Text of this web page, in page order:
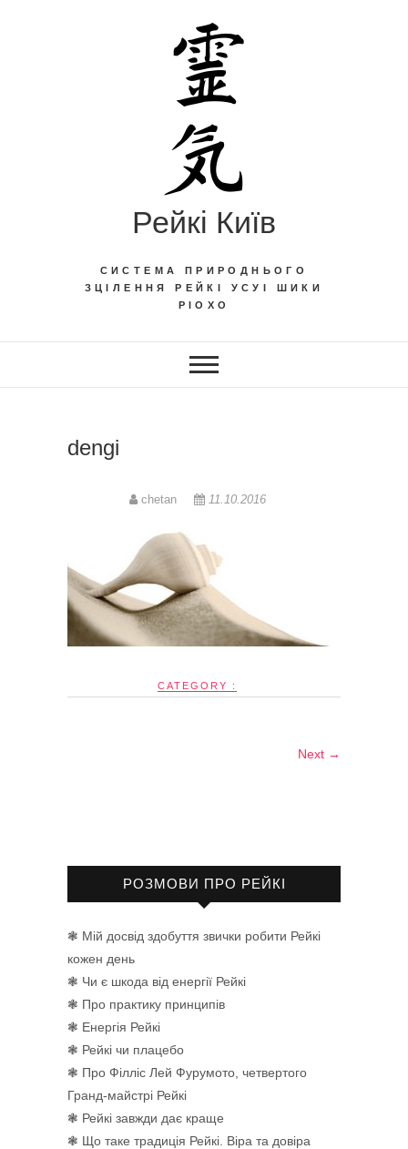
Рейкі Київ
СИСТЕМА ПРИРОДНЬОГО
ЗЦІЛЕННЯ РЕЙКІ УСУІ ШИКИ
РІОХО
dengi
chetan 11.10.2016
CATEGORY :
Next →
РОЗМОВИ ПРО РЕЙКІ
❃ Мій досвід здобуття звички робити Рейкі
кожен день
❃ Чи є шкода від енергії Рейкі
❃ Про практику принципів
❃ Енергія Рейкі
❃ Рейкі чи плацебо
❃ Про Філліс Лей Фурумото, четвертого
Гранд-майстрі Рейкі
❃ Рейкі завжди дає краще
❃ Що таке традиція Рейкі. Віра та довіра